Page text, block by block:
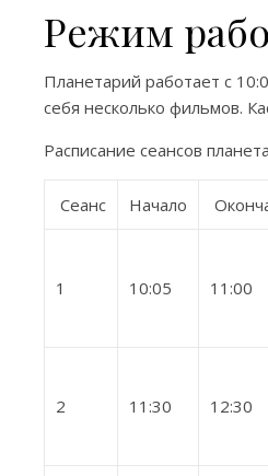
Режим
Планетарий работает с
себя несколько фильмов.
Расписание сеансов
Сеанс Начало
1 10:05 11:00
2 11:30 12:30